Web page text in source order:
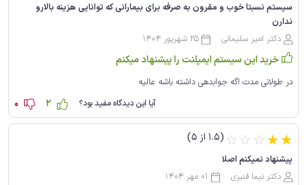
سیستم نسبتا خوب و مقرون به صرفه برای بیمارانی که توانایی هزینه بالارو
ندارن
دکتر امیر سلیمانی
25 شهریور 1404
خرید این سیستم ایمپلنت را پیشنهاد میکنم
در طولانی مدت اگه جوابدهی داشته باشه عالیه
آیا این دیدگاه مفید بود؟ 2
0
(1.5 از 5) ☆ ☆ ☆☆☆
پیشنهاد نمیکنم اصلا
دکتر نیما قنبری
01 مهر 1404